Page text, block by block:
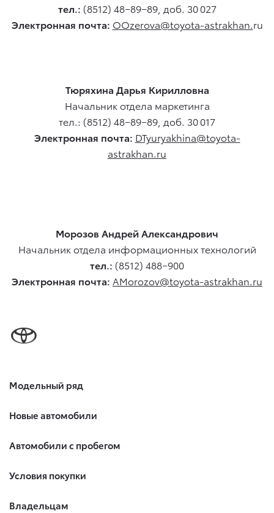
тел.: (8512) 48−89−89, доб. 30 027
Электронная почта: OOzerova@toyota-astrakhan.ru
Тюряхина Дарья Кирилловна
Начальник отдела маркетинга
тел.: (8512) 48−89−89, доб. 30 017
Электронная почта: DTyuryakhina@toyota-
astrakhan.ru
Морозов Андрей Александрович
Начальник отдела информационных технологий
тел.: (8512) 488−900
Электронная почта: AMorozov@toyota-astrakhan.ru
Модельный ряд
Новые автомобили
Автомобили с пробегом
Условия покупки
Владельцам